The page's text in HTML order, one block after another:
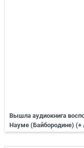
Вышла аудиокнига
Науме (Байбородине) (+